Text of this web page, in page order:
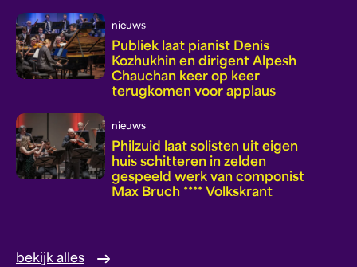
nieuws
Publiek laat pianist Denis
Kozhukhin en dirigent Alpesh
Chauchan keer op keer
terugkomen voor applaus
nieuws
Philzuid laat solisten uit eigen
huis schitteren in zelden
gespeeld werk van componist
Max Bruch **** Volkskrant
bekijk alles